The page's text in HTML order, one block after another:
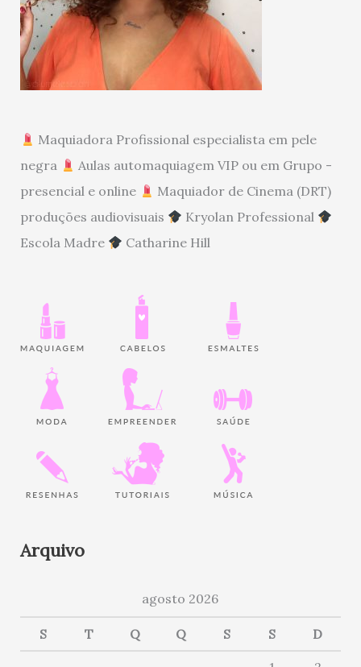
Maquiadora Profissional especialista em pele
negra
Aulas automaquiagem VIP ou em Grupo -
presencial e online
Maquiador de Cinema (DRT)
produções audiovisuais
Kryolan Professional
Escola Madre
Catharine Hill
Arquivo
agosto 2026
S T Q Q S S D